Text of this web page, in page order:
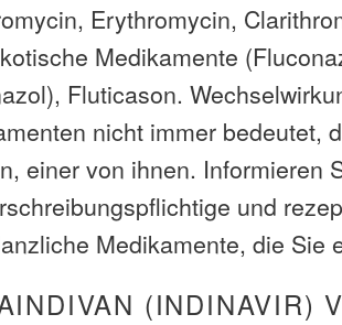
Erythromycin,
Medikamente
Fluticason.
nicht immer bedeutet,
einer von ihnen. Informieren
und
Medikamente, die Sie
(INDINAVIR)